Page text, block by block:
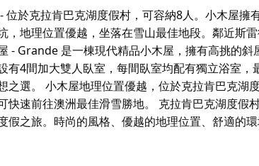
位於克拉肯巴克湖度假村，可容納8人。小木屋擁
，地理位置優越，坐落在雪山最佳地段。鄰近斯
- Grande 是一棟現代精品小木屋，擁有高挑的
有4間加大雙人臥室，每間臥室均配有獨立浴室
之選。 小木屋地理位置優越，位於克拉肯巴克湖
快速前往澳洲最佳滑雪勝地。 克拉肯巴克湖度假
假之旅。時尚的風格、優越的地理位置、舒適的